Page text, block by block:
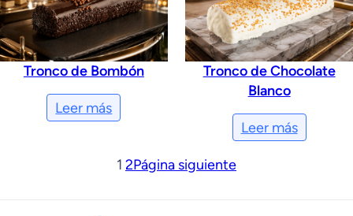
Tronco de Bombón
Leer más
Tronco de Chocolate
Blanco
Leer más
1 2Página siguiente